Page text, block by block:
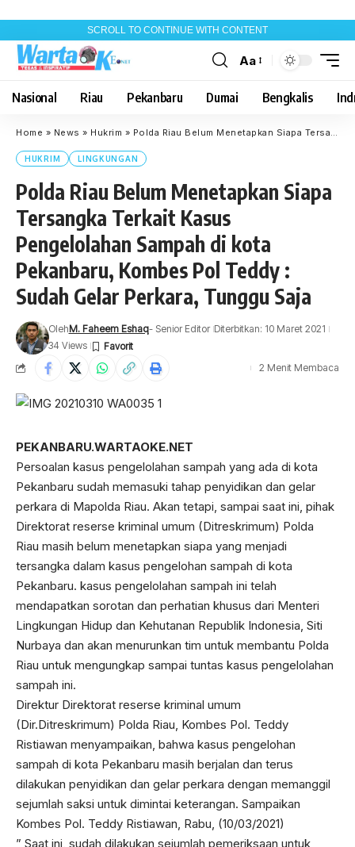
SCROLL TO CONTINUE WITH CONTENT
Font
Aa
Nasional Riau Pekanbaru Dumai Bengkalis
Home » News » Hukrim » Polda Riau Belum Menetapkan Siapa Tersangka Terkait Kasus Pengelolahan Sampah di kota Pekanbaru, Kombes Pol Teddy : Sudah Gelar Perkara, Tunggu Saja
HUKRIM LINGKUNGAN
Polda Riau Belum Menetapkan Siapa
Tersangka Terkait Kasus
Pengelolahan Sampah di kota
Pekanbaru, Kombes Pol Teddy :
Sudah Gelar Perkara, Tunggu Saja
OlehM. Faheem Eshaq- Senior Editor Diterbitkan: 10 Maret 2021
34 Views
2 Menit Membaca
PEKANBARU.WARTAOKE.NET
Persoalan kasus pengelolahan sampah yang ada di kota
Pekanbaru sudah memasuki tahap penyidikan dan gelar
perkara di Mapolda Riau. Akan tetapi, sampai saat ini, pihak
Direktorat reserse kriminal umum (Ditreskrimum) Polda
Riau masih belum menetapkan siapa yang menjadi
tersangka dalam kasus pengelohan sampah di kota
Pekanbaru. kasus pengelolahan sampah ini telah
mendapatkan sorotan dan perhatian khusus dari Menteri
Lingkungan Hidup dan Kehutanan Republik Indonesia, Siti
Nurbaya dan akan menurunkan tim untuk membantu Polda
Riau untuk mengungkap sampai tuntas kasus pengelolahan
sampah ini.
Direktur Direktorat reserse kriminal umum
(Dir.Ditreskrimum) Polda Riau, Kombes Pol. Teddy
Ristiawan menyampaikan, bahwa kasus pengelohan
sampah di kota Pekanbaru masih berjalan dan terus
dilakukan penyidikan dan gelar perkara dengan memanggil
sejumlah saksi untuk dimintai keterangan. Sampaikan
Kombes Pol. Teddy Ristiawan, Rabu, (10/03/2021)
” Saat ini, sudah dilakukan sejumlah pemeriksaan untuk